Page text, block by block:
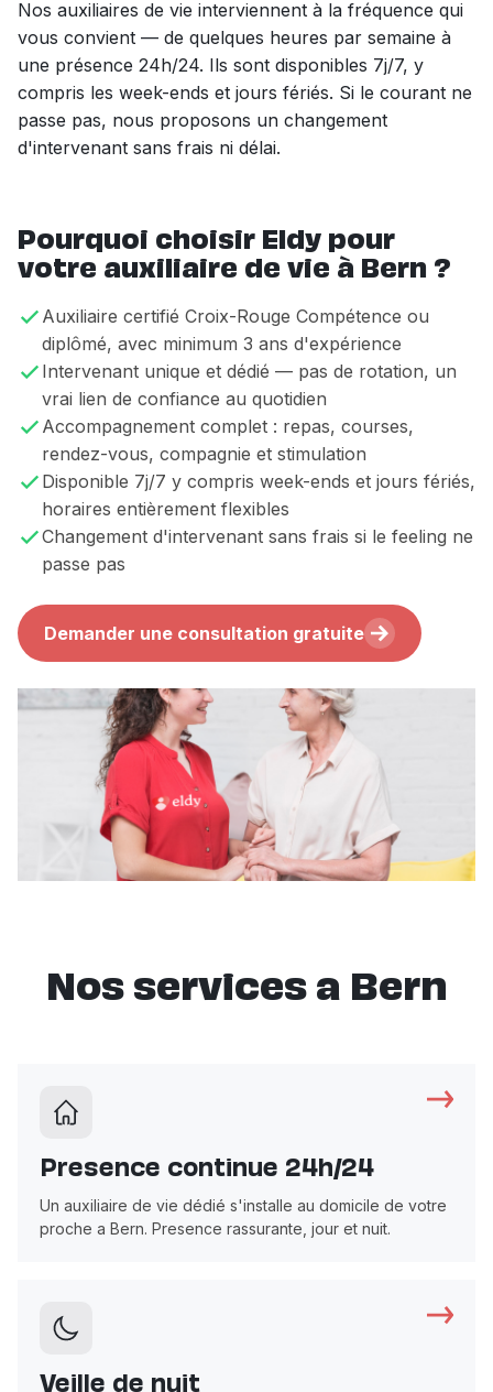
Nos auxiliaires de vie interviennent à la fréquence qui
vous convient — de quelques heures par semaine à
une présence 24h/24. Ils sont disponibles 7j/7, y
compris les week-ends et jours fériés. Si le courant ne
passe pas, nous proposons un changement
d'intervenant sans frais ni délai.
Pourquoi choisir Eldy pour
votre auxiliaire de vie à Bern ?
Auxiliaire certifié Croix-Rouge Compétence ou
diplômé, avec minimum 3 ans d'expérience
Intervenant unique et dédié — pas de rotation, un
vrai lien de confiance au quotidien
Accompagnement complet : repas, courses,
rendez-vous, compagnie et stimulation
Disponible 7j/7 y compris week-ends et jours fériés,
horaires entièrement flexibles
Changement d'intervenant sans frais si le feeling ne
passe pas
Demander une consultation gratuite
Nos services a Bern
Presence continue 24h/24
Un auxiliaire de vie dédié s'installe au domicile de votre
proche a Bern. Presence rassurante, jour et nuit.
Veille de nuit